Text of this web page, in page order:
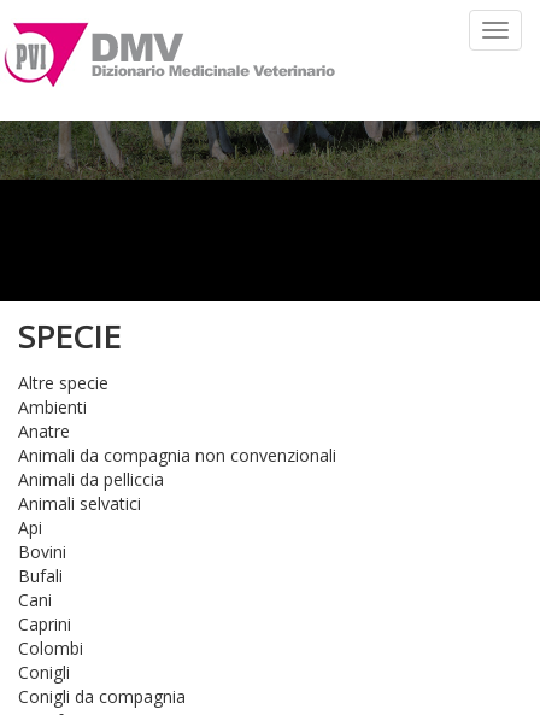
SPECIE
Altre specie
Ambienti
Anatre
Animali da compagnia non convenzionali
Animali da pelliccia
Animali selvatici
Api
Bovini
Bufali
Cani
Caprini
Colombi
Conigli
Conigli da compagnia